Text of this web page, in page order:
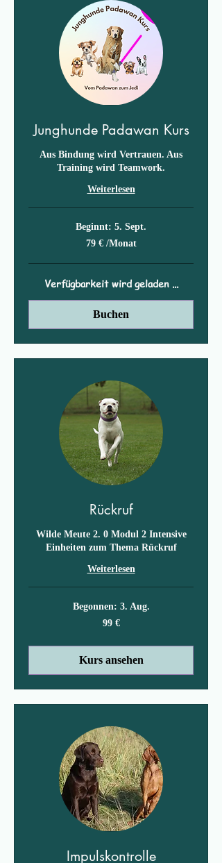
Junghunde Padawan Kurs
Aus Bindung wird Vertrauen. Aus
Training wird Teamwork.
Weiterlesen
Beginnt: 5. Sept.
79 € /Monat
Verfügbarkeit wird geladen ...
Buchen
Rückruf
Wilde Meute 2. 0 Modul 2 Intensive
Einheiten zum Thema Rückruf
Weiterlesen
Begonnen: 3. Aug.
99 €
Kurs ansehen
Impulskontrolle